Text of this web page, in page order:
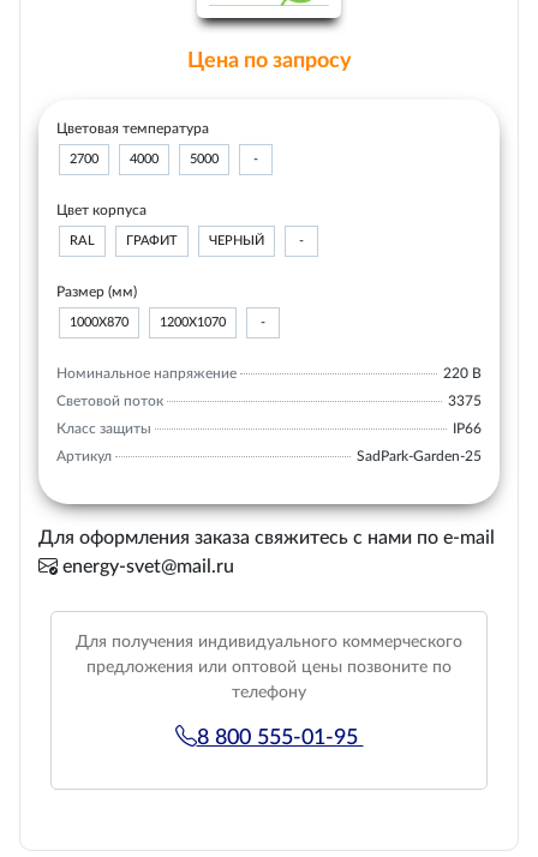
Цена по запросу
Цветовая температура
2700 4000 5000 -
Цвет корпуса
RAL ГРАФИТ ЧЕРНЫЙ -
Размер (мм)
1000Х870 1200Х1070 -
Номинальное напряжение
220 В
Световой поток
3375
Класс защиты
IP66
Артикул
SadPark-Garden-25
Для оформления заказа свяжитесь с нами по e-mail
energy-svet@mail.ru
Для получения индивидуального коммерческого
предложения или оптовой цены позвоните по
телефону
8 800 555-01-95